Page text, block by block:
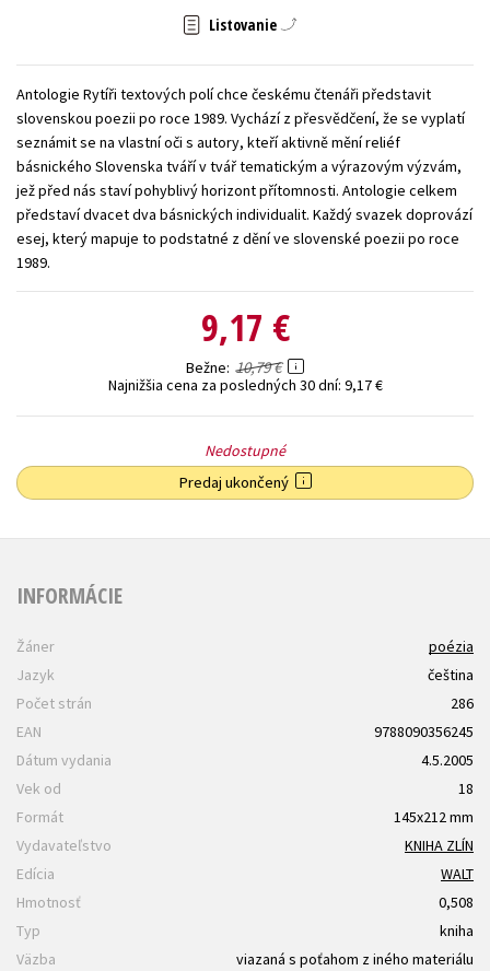
Učebnice
Výchova a pedagogika
Young adult
Young adult (SK)
Zdravie a životný štýl
Všetky tituly
Listovanie
Antologie Rytíři textových polí chce českému čtenáři představit
slovenskou poezii po roce 1989. Vychází z přesvědčení, že se vyplatí
seznámit se na vlastní oči s autory, kteří aktivně mění reliéf
básnického Slovenska tváří v tvář tematickým a výrazovým výzvám,
jež před nás staví pohyblivý horizont přítomnosti. Antologie celkem
představí dvacet dva básnických individualit. Každý svazek doprovází
esej, který mapuje to podstatné z dění ve slovenské poezii po roce
1989.
9,17 €
Bežne 10,79 €
Najnižšia cena za posledných 30 dní: 9,17 €
Nedostupné
Predaj ukončený
INFORMÁCIE
Žáner
poézia
Jazyk
čeština
Počet strán
286
EAN
9788090356245
Dátum vydania
4.5.2005
Vek od
18
Formát
145x212 mm
Vydavateľstvo
KNIHA ZLÍN
Edícia
WALT
Hmotnosť
0,508
Typ
kniha
Väzba
viazaná s poťahom z iného materiálu